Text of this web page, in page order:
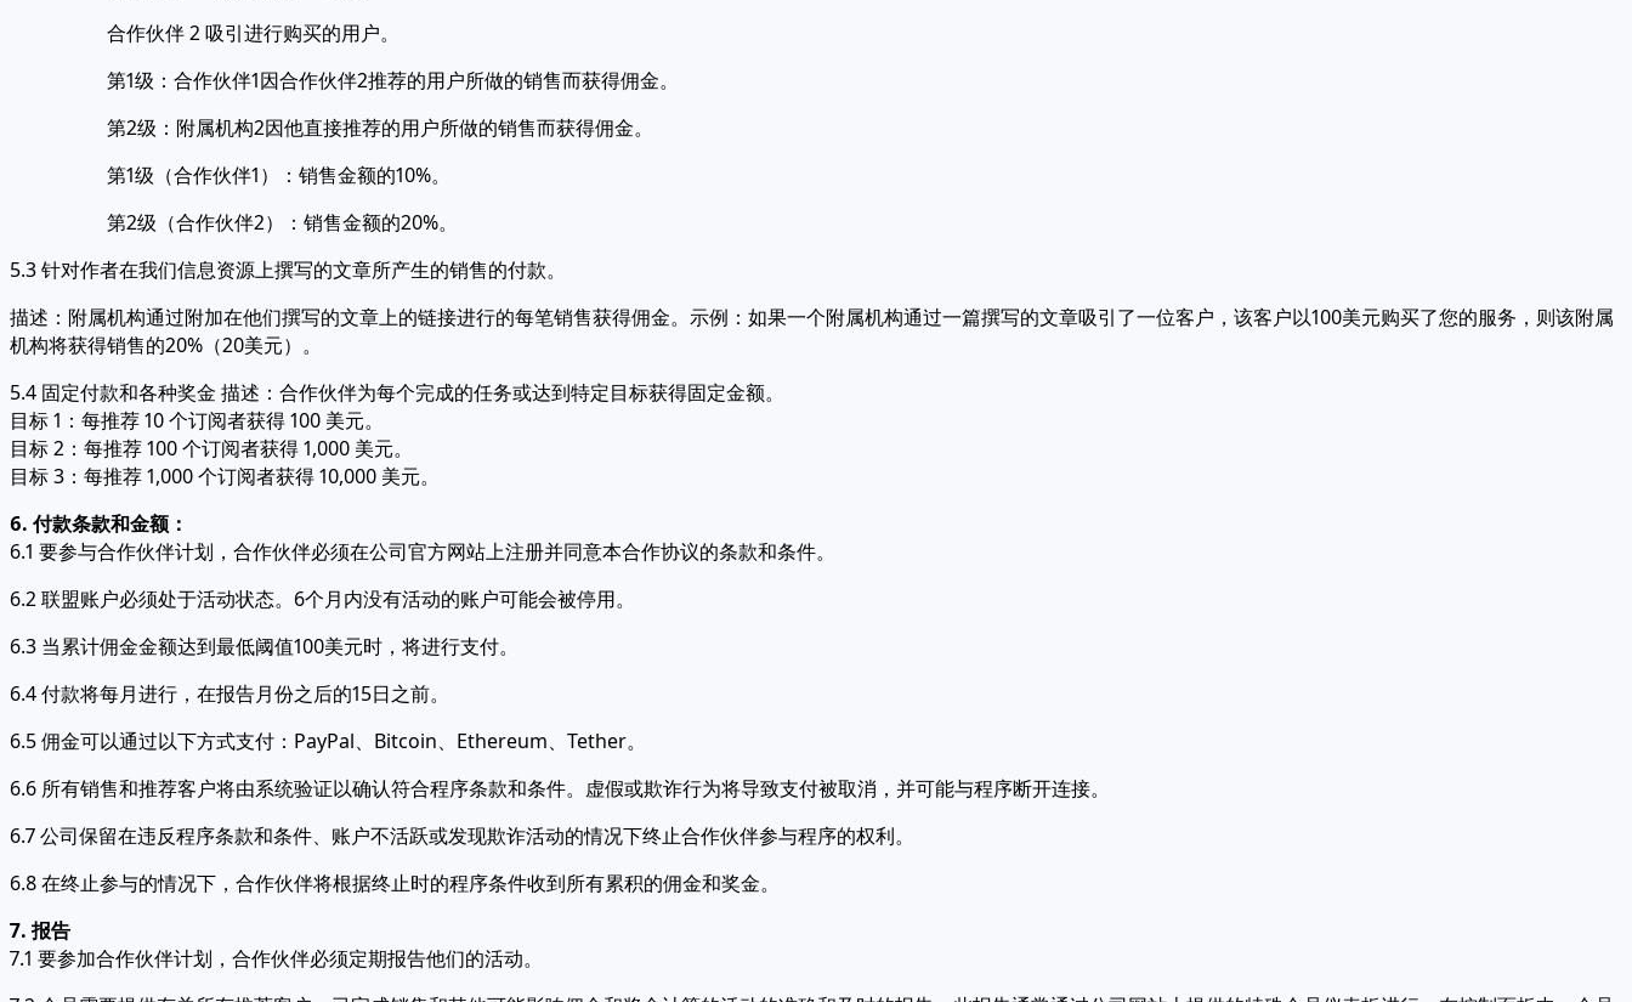
合作伙伴 2 吸引进行购买的用户。
第1级：合作伙伴1因合作伙伴2推荐的用户所做的销售而获得佣金。
第2级：附属机构2因他直接推荐的用户所做的销售而获得佣金。
第1级（合作伙伴1）：销售金额的10%。
第2级（合作伙伴2）：销售金额的20%。
5.3 针对作者在我们信息资源上撰写的文章所产生的销售的付款。
描述：附属机构通过附加在他们撰写的文章上的链接进行的每笔销售获得佣金。示例：如果一个附属机构通过一篇撰写的文章吸引了一位客户，该客户以100美元购买了您的服务，则该附属
机构将获得销售的20%（20美元）。
5.4 固定付款和各种奖金 描述：合作伙伴为每个完成的任务或达到特定目标获得固定金额。
目标 1：每推荐 10 个订阅者获得 100 美元。
目标 2：每推荐 100 个订阅者获得 1,000 美元。
目标 3：每推荐 1,000 个订阅者获得 10,000 美元。
6. 付款条款和金额：
6.1 要参与合作伙伴计划，合作伙伴必须在公司官方网站上注册并同意本合作协议的条款和条件。
6.2 联盟账户必须处于活动状态。6个月内没有活动的账户可能会被停用。
6.3 当累计佣金金额达到最低阈值100美元时，将进行支付。
6.4 付款将每月进行，在报告月份之后的15日之前。
6.5 佣金可以通过以下方式支付：PayPal、Bitcoin、Ethereum、Tether。
6.6 所有销售和推荐客户将由系统验证以确认符合程序条款和条件。虚假或欺诈行为将导致支付被取消，并可能与程序断开连接。
6.7 公司保留在违反程序条款和条件、账户不活跃或发现欺诈活动的情况下终止合作伙伴参与程序的权利。
6.8 在终止参与的情况下，合作伙伴将根据终止时的程序条件收到所有累积的佣金和奖金。
7. 报告
7.1 要参加合作伙伴计划，合作伙伴必须定期报告他们的活动。